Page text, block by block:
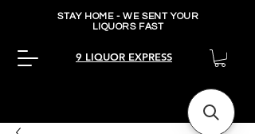
STAY HOME - WE SENT YOUR
LIQUORS FAST
9 LIQUOR EXPRESS